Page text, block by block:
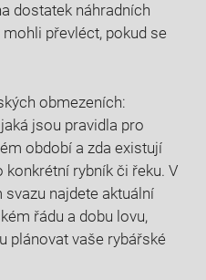
dostatek náhradních
převléct, pokud se
obmezeních:
jsou⁢ pravidla pro⁤
období a zda existují
konkrétní⁤ rybník či řeku. V
najdete aktuální
řádu a dobu lovu,
⁢plánovat vaše rybářské